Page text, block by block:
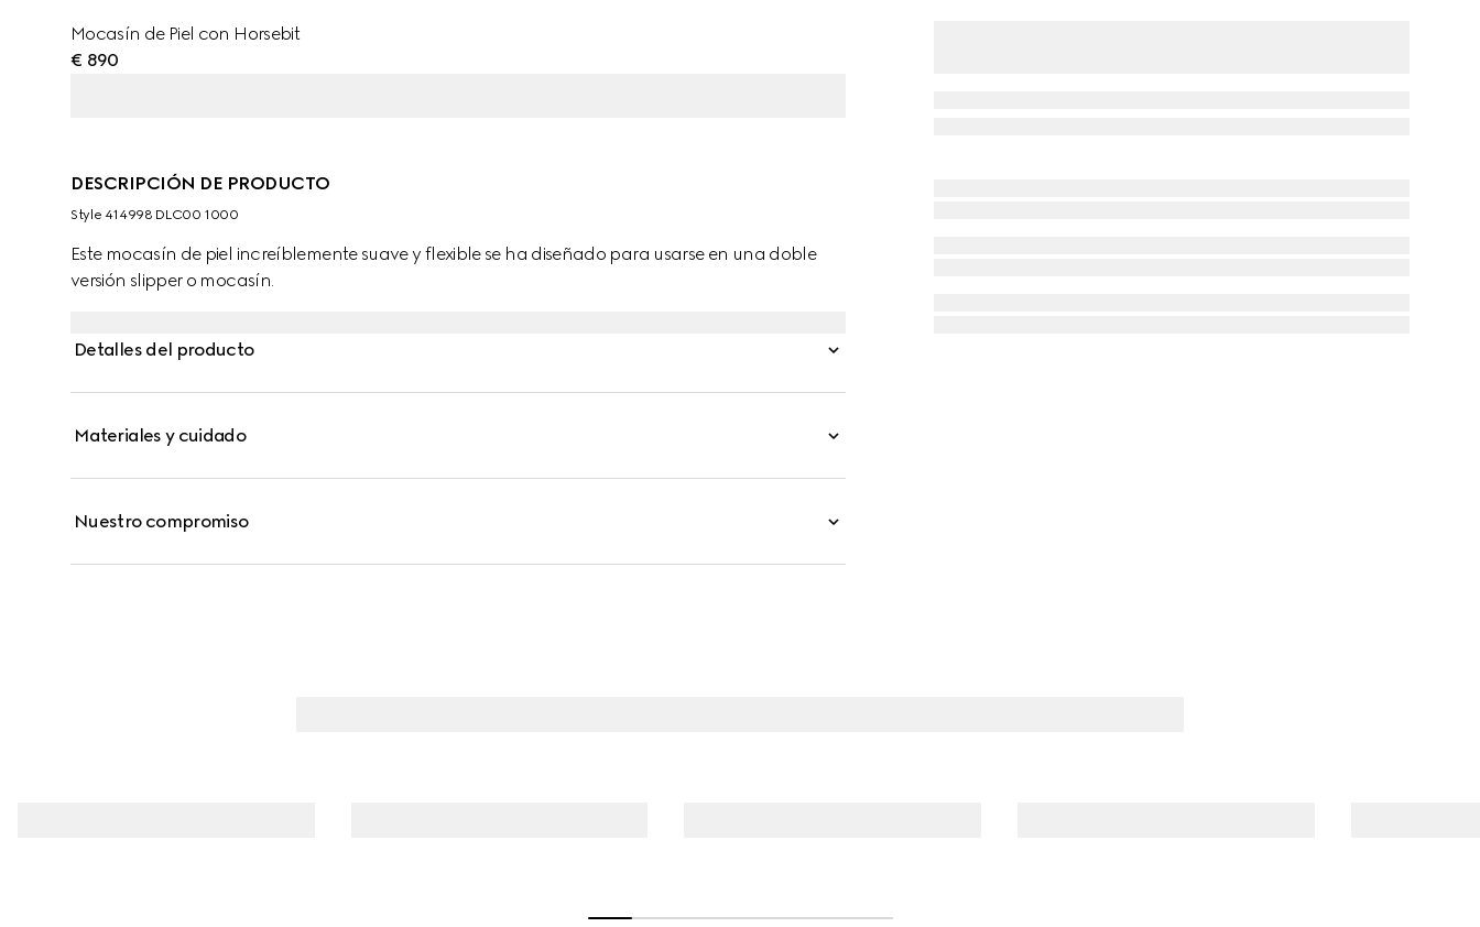
Mocasín de Piel con Horsebit
€ 890
DESCRIPCIÓN DE PRODUCTO
Style ‎414998 DLC00 1000
Este mocasín de piel increíblemente suave y flexible se ha diseñado para usarse en una doble
versión slipper o mocasín.
Detalles del producto
Materiales y cuidado
Nuestro compromiso